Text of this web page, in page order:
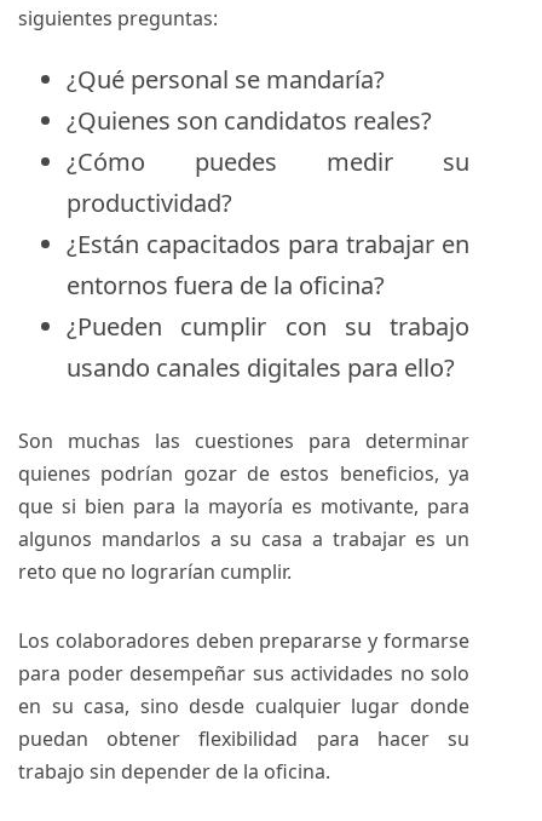
siguientes preguntas:
¿Qué personal se mandaría?
¿Quienes son candidatos reales?
¿Cómo puedes medir su
productividad?
¿Están capacitados para trabajar en
entornos fuera de la oficina?
¿Pueden cumplir con su trabajo
usando canales digitales para ello?
Son muchas las cuestiones para determinar
quienes podrían gozar de estos beneficios, ya
que si bien para la mayoría es motivante, para
algunos mandarlos a su casa a trabajar es un
reto que no lograrían cumplir.
Los colaboradores deben prepararse y formarse
para poder desempeñar sus actividades no solo
en su casa, sino desde cualquier lugar donde
puedan obtener flexibilidad para hacer su
trabajo sin depender de la oficina.